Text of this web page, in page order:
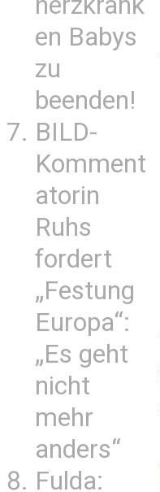
en Babys
zu
beenden!
BILD-
Komment
atorin
Ruhs
fordert
„Festung
Europa“:
„Es geht
nicht
mehr
anders“
Fulda: